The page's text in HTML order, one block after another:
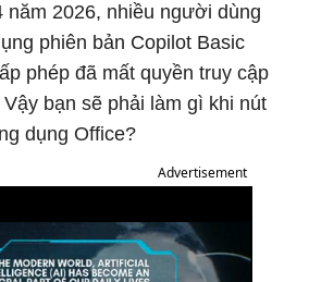
năm 2026, nhiều người dùng
phiên bản Copilot Basic
phép đã mất quyền truy cập
bạn sẽ phải làm gì khi nút
dụng Office?
Advertisement